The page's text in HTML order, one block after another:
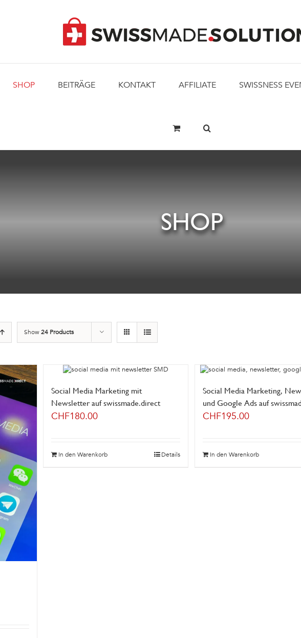
SHOP BEITRÄGE KONTAKT AFFILIATE SWISSNESS
SHOP
Show24 Products
Social Media Marketing mit
Newsletter auf swissmade.direct
CHF180.00
In den Warenkorb Details
Social Media Marketing,
und Google Ads auf
CHF195.00
In den Warenkorb